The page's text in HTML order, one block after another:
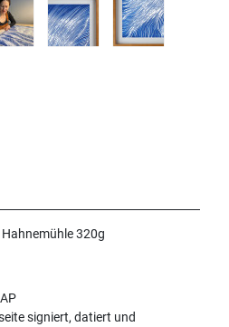
320g
signiert, datiert und